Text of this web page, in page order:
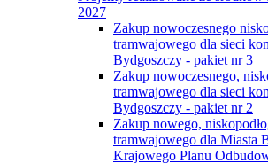
2027
Zakup nowoczesnego
tramwajowego dla sieci
Bydgoszczy - pakiet nr 3
Zakup nowoczesnego,
tramwajowego dla sieci
Bydgoszczy - pakiet nr 2
Zakup nowego,
tramwajowego dla Miasta
Krajowego Planu